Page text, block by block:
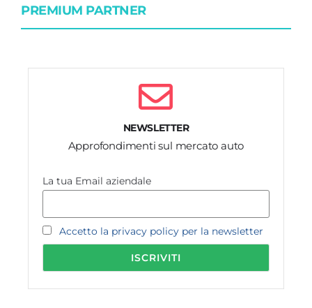
PREMIUM PARTNER
NEWSLETTER
Approfondimenti sul mercato auto
La tua Email aziendale
Accetto la privacy policy per la newsletter